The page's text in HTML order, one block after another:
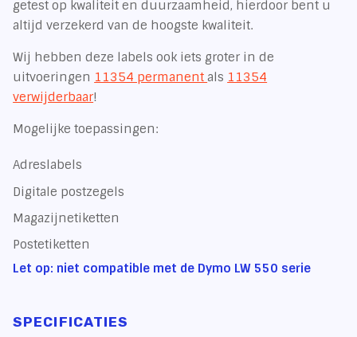
getest op kwaliteit en duurzaamheid, hierdoor bent u
altijd verzekerd van de hoogste kwaliteit.
Wij hebben deze labels ook iets groter in de
uitvoeringen 11354 permanentals 11354
verwijderbaar!
Mogelijke toepassingen:
Adreslabels
Digitale postzegels
Magazijnetiketten
Postetiketten
Let op: niet compatible met de Dymo LW 550 serie
SPECIFICATIES